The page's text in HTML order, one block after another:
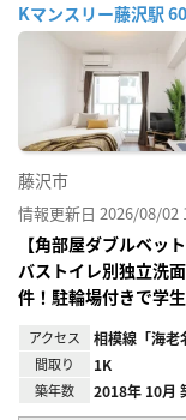
Kマンスリー藤沢駅
藤沢市
情報更新日 2026/08/02
【角部屋ダブルベッ
バストイレ別独立洗
件！駐輪場付きで学
アクセス 相模線「海老
間取り 1K
築年数 2018年 10月